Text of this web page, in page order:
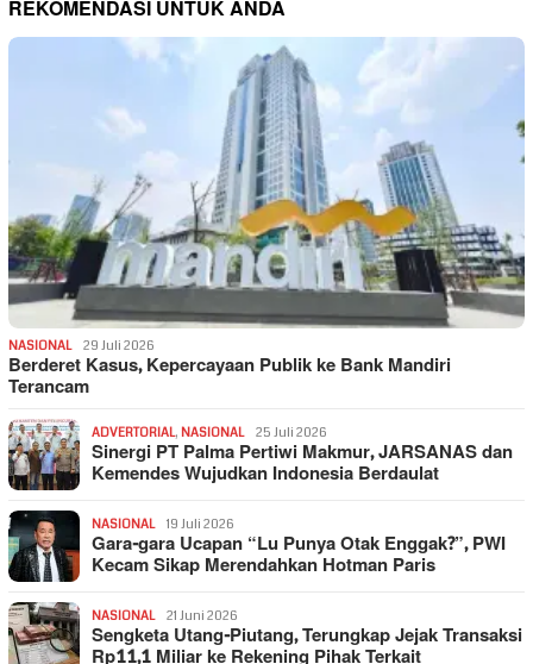
REKOMENDASI UNTUK ANDA
NASIONAL 29 Juli 2026
Berderet Kasus, Kepercayaan Publik ke Bank Mandiri
Terancam
ADVERTORIAL, NASIONAL 25 Juli 2026
Sinergi PT Palma Pertiwi Makmur, JARSANAS dan
Kemendes Wujudkan Indonesia Berdaulat
NASIONAL 19 Juli 2026
Gara-gara Ucapan “Lu Punya Otak Enggak?”, PWI
Kecam Sikap Merendahkan Hotman Paris
NASIONAL 21 Juni 2026
Sengketa Utang-Piutang, Terungkap Jejak Transaksi